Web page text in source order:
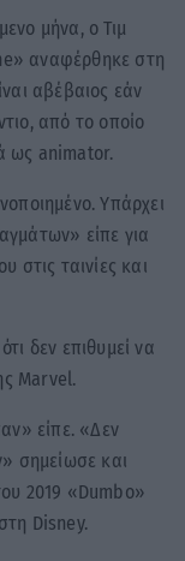
μήνα, ο Τιμ
αναφέρθηκε στη
αβέβαιος εάν
από το οποίο
ως animator.
Υπάρχει
είπε για
στις ταινίες και
δεν επιθυμεί να
Marvel.
είπε. «Δεν
σημείωσε και
2019 «Dumbo»
Disney.